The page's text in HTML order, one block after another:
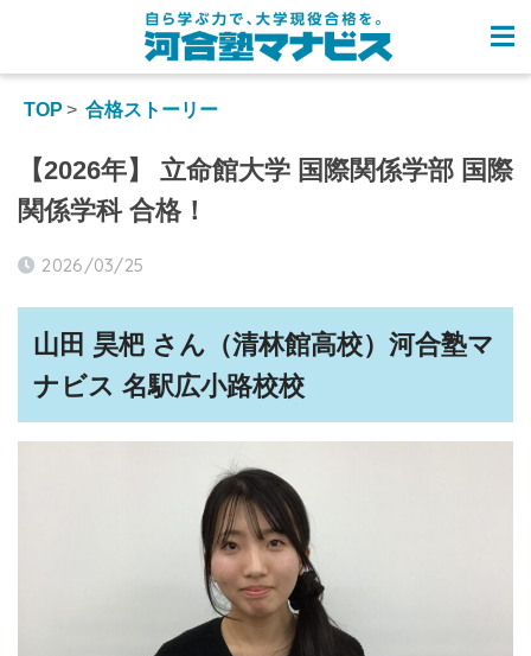
TOP 合格ストーリー
【2026年】 立命館大学 国際関係学部 国際
関係学科 合格！
2026/03/25
山田 昊杷 さん（清林館高校）河合塾マ
ナビス 名駅広小路校校